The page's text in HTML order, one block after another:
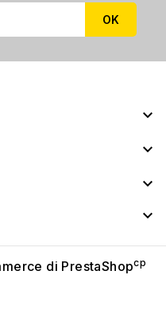




di PrestaShopcp